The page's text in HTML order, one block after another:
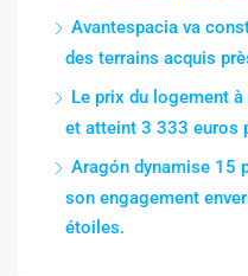
Avantespacia va
des terrains acquis
Le prix du logement
et atteint 3 333 euros
Aragón dynamise 15
son engagement
étoiles.